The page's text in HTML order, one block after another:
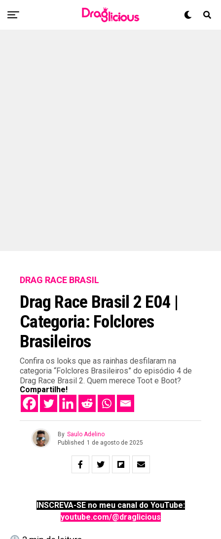
DRAG RACE BRASIL
Drag Race Brasil 2 E04 |
Categoria: Folclores
Brasileiros
Confira os looks que as rainhas desfilaram na
categoria “Folclores Brasileiros” do episódio 4 de
Drag Race Brasil 2. Quem merece Toot e Boot?
Compartilhe!
By Saulo Adelino
Published 1 de agosto de 2025
INSCREVA-SE no meu canal do YouTube:
youtube.com/@draglicious